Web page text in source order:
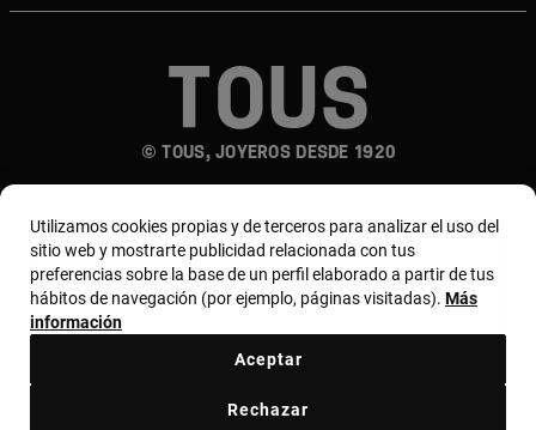
© TOUS, JOYEROS DESDE 1920
País y moneda:Colombia / Colombian Peso
Términos y condiciones Política de uso y privacidad
Utilizamos cookies propias y de terceros para analizar el uso del
sitio web y mostrarte publicidad relacionada con tus
preferencias sobre la base de un perfil elaborado a partir de tus
hábitos de navegación (por ejemplo, páginas visitadas). Más
información
Rechazar
Aceptar